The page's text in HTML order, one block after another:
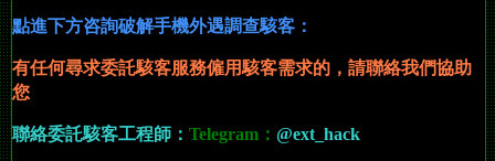
點進下方咨詢破解手機外遇調查駭客：
有任何尋求委託駭客服務僱用駭客需求的 ，請聯絡我們協助
您
聯絡委託駭客工程師： Telegram： @ext_hack